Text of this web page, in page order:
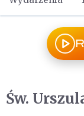
Św.